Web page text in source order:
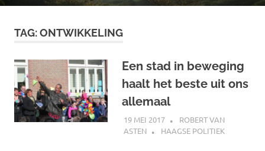
TAG:ONTWIKKELING
Een stad in beweging
haalt het beste uit ons
allemaal
19 MEI 2017
ROBERT VAN
ASTEN
HAAGSE POLITIEK